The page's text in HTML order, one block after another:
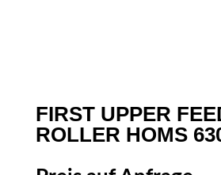
FIRST UPPER
ROLLER HOMS